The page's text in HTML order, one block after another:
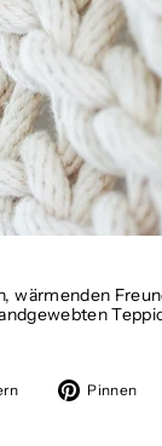
wärmenden
Auf
Twitter
Pinnen